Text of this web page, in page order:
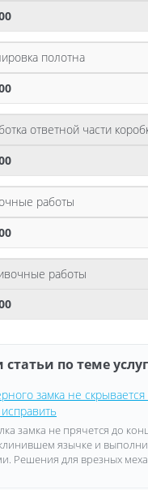
полотна
ответной части
работы
работы
статьи по теме
замка не
замка не прячется до
язычке и
Решения для врезных